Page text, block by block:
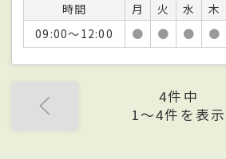
時間 月 火 水 木
09:00～12:00
● ● ● ●
4件中
1〜4件を表示